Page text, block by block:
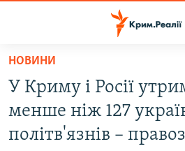
Перейти
основного
матеріалу
Перейти
до
ВОДА.КРИМ
ВІДЕО ТА ФОТО
НОВИНИ
У Криму і Росії
менше ніж 127
політв'язнів –